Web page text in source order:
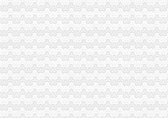
因为期房屋未被征收的证明迟迟开不了营业执
承诺办执照快3天·南方日报数字报·南方报网
营业执照网上办只跑一趟工商-今日重庆-华龙网
龙溪办执照
汶川县龙溪乡龙溪村村民活动中心建设项目比
[惠州市]博罗县龙溪富士康项目宿舍生活区配
人才招聘办事指南-办事指南-湖州人才网
武冈市赧水项目区2015年龙溪生态清洁小流域
长沙市门户网站--宁乡经济技术开发区管理委